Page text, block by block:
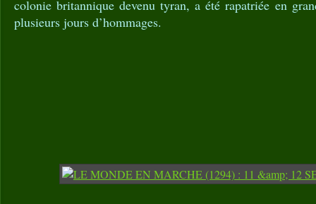
colonie britannique devenu tyran, a été rapatriée en
plusieurs jours d’hommages.